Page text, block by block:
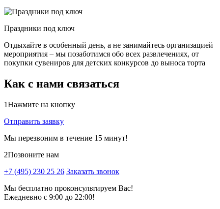
Праздники под ключ
Отдыхайте в особенный день, а не занимайтесь организацией
мероприятия – мы позаботимся обо всех развлечениях, от
покупки сувениров для детских конкурсов до выноса торта
Как с нами связаться
1Нажмите на кнопку
Отправить заявку
Мы перезвоним в течение 15 минут!
2Позвоните нам
+7 (495) 230 25 26 Заказать звонок
Мы бесплатно проконсультируем Вас!
Ежедневно с 9:00 до 22:00!